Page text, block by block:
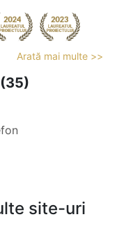
Arată mai multe >>
(35)
site-uri